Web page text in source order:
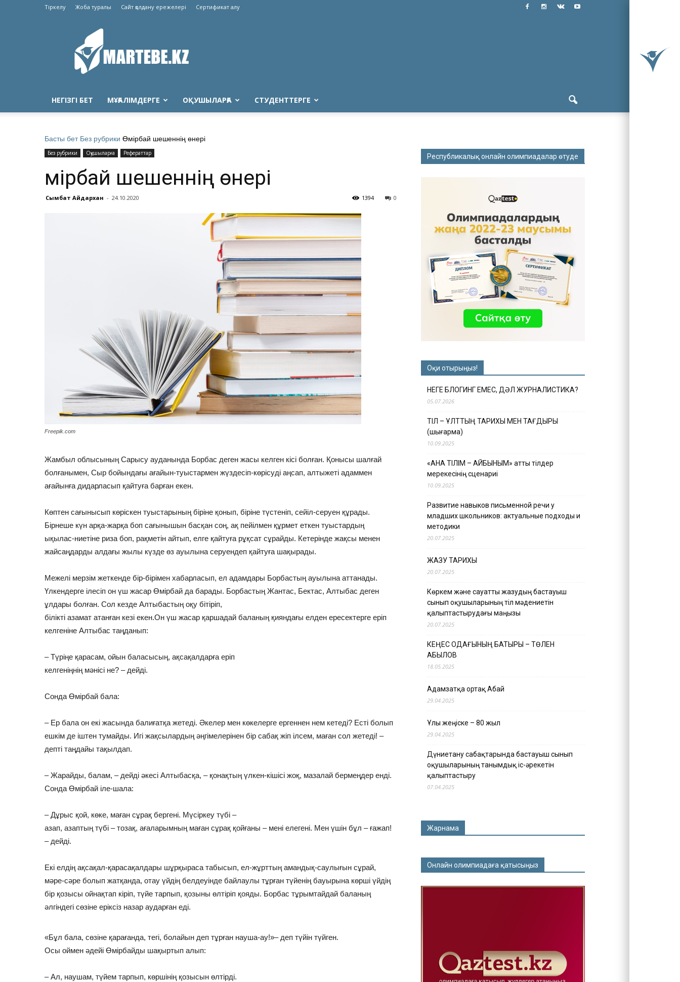
Тіркелу Жоба туралы Сайт қолдану ережелері Сертификат алу
Martebe.kz
білім
сайты
НЕГІЗГІ БЕТ МҰҒАЛІМДЕРГЕ ОҚУШЫЛАРҒА СТУДЕНТТЕРГЕ
Басты бет Без рубрики Өмірбай шешеннің өнері
Без рубрики Оқушыларға Рефераттар
Өмірбай шешеннің өнері
Сымбат Айдархан - 24.10.2020 0
1394
Freepik.com
Жамбыл облысының Сарысу ауданында Борбас деген жасы келген кісі болған. Қонысы шалғай
болғанымен, Сыр бойындағы ағайын-туыстармен жүздесіп-көрісуді аңсап, алтыжеті адаммен
ағайынға дидарласып қайтуға барған екен.
Көптен сағынысып көріскен туыстарының біріне қонып, біріне түстеніп, сейіл-серуен құрады.
Бірнеше күн арқа-жарқа боп сағынышын басқан соң, ақ пейілмен құрмет еткен туыстардың
ықылас-­ниетіне риза боп, рақметін айтып, елге қайтуға рұқсат сұрайды. Кетерінде жақсы менен
жайсаңдарды алдағы жылы күзде өз ауылына серуендеп қайтуға шақырады.
Межелі мерзім жеткенде бір-бірімен хабарласып, ел адамдары Борбастың ауылына аттанады.
Үлкендерге ілесіп он үш жасар Өмірбай да барады. Борбастың Жантас, Бектас, Алтыбас деген
ұлдары болған. Сол кезде Алтыбастың оқу бітіріп,
білікті азамат атанған кезі екен.Он үш жасар қаршадай баланың қияндағы елден ересектерге еріп
келгеніне Алтыбас таңданып:
– Түріңе қарасам, ойын баласысың, ақсақалдарға еріп
келгеніңнің мәнісі не? – дейді.
Сонда Өмірбай бала:
– Ер бала он екі жасында балиғатқа жетеді. Әкелер мен көкелерге ергеннен нем кетеді? Есті болып
ешкім де іштен тумайды. Игі жақсылардың әңгімелерінен бір сабақ жіп ілсем, маған сол жетеді! –
депті таңдайы тақылдап.
– Жарайды, балам, – дейді әкесі Алтыбасқа, – қонақтың үлкен-кішісі жоқ, мазалай бермеңдер енді.
Сонда Өмірбай іле-шала:
– Дұрыс қой, көке, маған сұрақ бергені. Мүсіркеу түбі –
азап, азаптың түбі – тозақ, ағаларымның маған сұрақ қойғаны – мені елегені. Мен үшін бұл – ғажап!
– дейді.
Екі елдің ақсақал-қарасақалдары шұрқыраса табысып, ел-жұрттың амандық-­саулығын сұрай,
мәре-сәре болып жатқанда, отау үйдің белдеуінде байлаулы тұрған түйенің бауырына көрші үйдің
бір қозысы ойнақтап кіріп, түйе тарпып, қозыны өлтіріп қояды. Борбас тұрымтайдай баланың
әлгіндегі сөзіне еріксіз назар аударған еді.
«Бұл бала, сөзіне қарағанда, тегі, болайын деп тұрған науша-ау!»– деп түйін түйген.
Осы оймен әдейі Өмірбайды шақыртып алып:
– Ал, наушам, түйем тарпып, көршінің қозысын өлтірді.
Республикалық онлайн олимпиадалар өтуде
Оқи отырыңыз!
НЕГЕ БЛОГИНГ ЕМЕС, ДӘЛ ЖУРНАЛИСТИКА?
05.07.2026
ТІЛ – ҰЛТТЫҢ ТАРИХЫ МЕН ТАҒДЫРЫ
(шығарма)
10.09.2025
«АНА ТІЛІМ – АЙБЫНЫМ» атты тілдер
мерекесінің сценариі
10.09.2025
Развитие навыков письменной речи у
младших школьников: актуальные подходы и
методики
20.07.2025
ЖАЗУ ТАРИХЫ
20.07.2025
Көркем және сауатты жазудың бастауыш
сынып оқушыларының тіл мәдениетін
қалыптастырудағы маңызы
20.07.2025
КЕҢЕС ОДАҒЫНЫҢ БАТЫРЫ – ТӨЛЕН
ҚАБЫЛОВ
18.05.2025
Адамзатқа ортақ Абай
29.04.2025
Ұлы жеңіске – 80 жыл
29.04.2025
Дүниетану сабақтарында бастауыш сынып
оқушыларының танымдық іс-әрекетін
қалыптастыру
07.04.2025
Жарнама
Онлайн олимпиадаға қатысыңыз